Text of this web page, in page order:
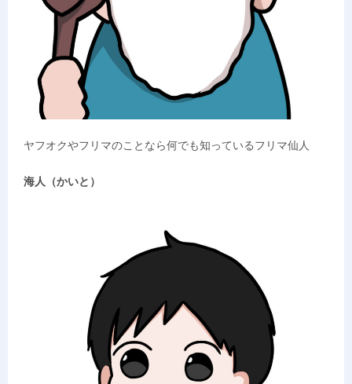
ヤフオクやフリマのことなら何でも知っているフリマ仙人
海人（かいと）